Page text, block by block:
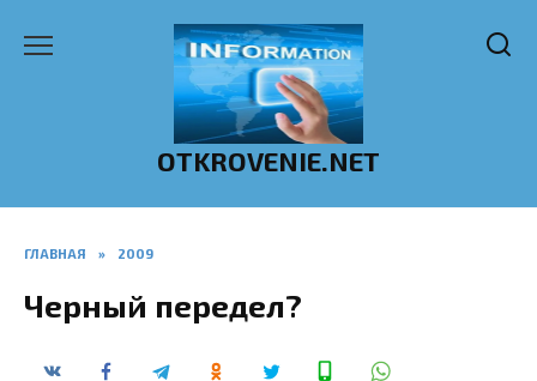
OTKROVENIE.NET
ГЛАВНАЯ » 2009
Черный передел?